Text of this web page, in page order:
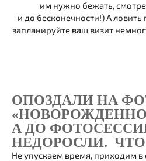
им нужно бежать,
и до бесконечности!) А
запланируйте ваш визит
ОПОЗДАЛИ НА
А ДО
НЕДОРОСЛИ. ЧТО
Не упускаем время, приходим